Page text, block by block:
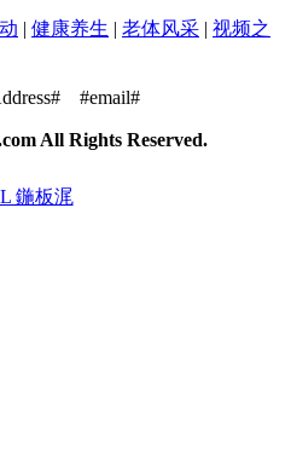
| 健康养生 | 老体风采 | 视频之
#email#
All Rights Reserved.
鍦板浘